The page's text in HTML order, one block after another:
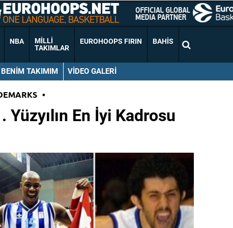
NBA
MILLI
TAKIMLAR
EUROHOOPS FIRIN BAHIS
BENIM TAKIMIM VIDEO GALERI
•
En İyi Kadrosu